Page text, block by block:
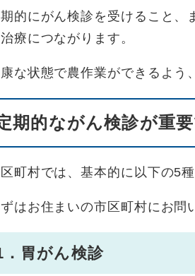
的にがん検診を受けること、
療につながります。
な状態で農作業ができるよう
期的ながん検診が重要
町村では、基本的に以下の5
はお住まいの市区町村にお問
．胃がん検診